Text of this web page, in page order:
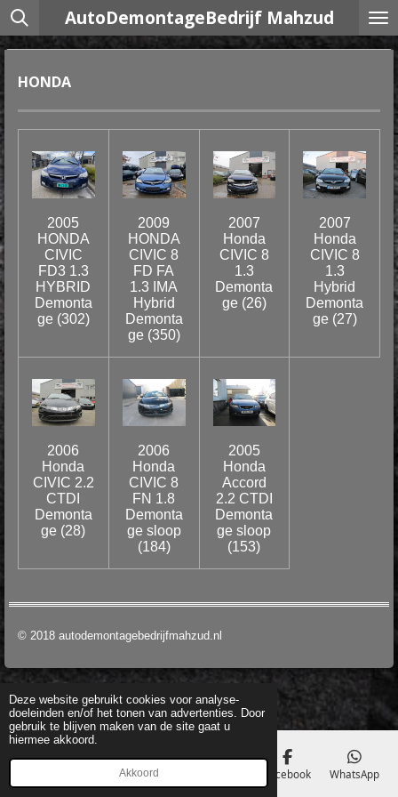
Deze website gebruikt cookies voor analyse-
doeleinden en/of het tonen van advertenties. Door
gebruik te blijven maken van de site gaat u
hiermee akkoord.
Akkoord
Ga
direct
naar
hoofdinhoud
AutoDemontageBedrijf Mahzud
HONDA
2005
HONDA
CIVIC
FD3 1.3
HYBRID
Demonta
ge (302)
2009
HONDA
CIVIC 8
FD FA
1.3 IMA
Hybrid
Demonta
ge (350)
2007
Honda
CIVIC 8
1.3
Demonta
ge (26)
2007
Honda
CIVIC 8
1.3
Hybrid
Demonta
ge (27)
2006
Honda
CIVIC 2.2
CTDI
Demonta
ge (28)
2006
Honda
CIVIC 8
FN 1.8
Demonta
ge sloop
(184)
2005
Honda
Accord
2.2 CTDI
Demonta
ge sloop
(153)
© 2018 autodemontagebedrijfmahzud.nl
Telefoonnummer Facebook WhatsApp